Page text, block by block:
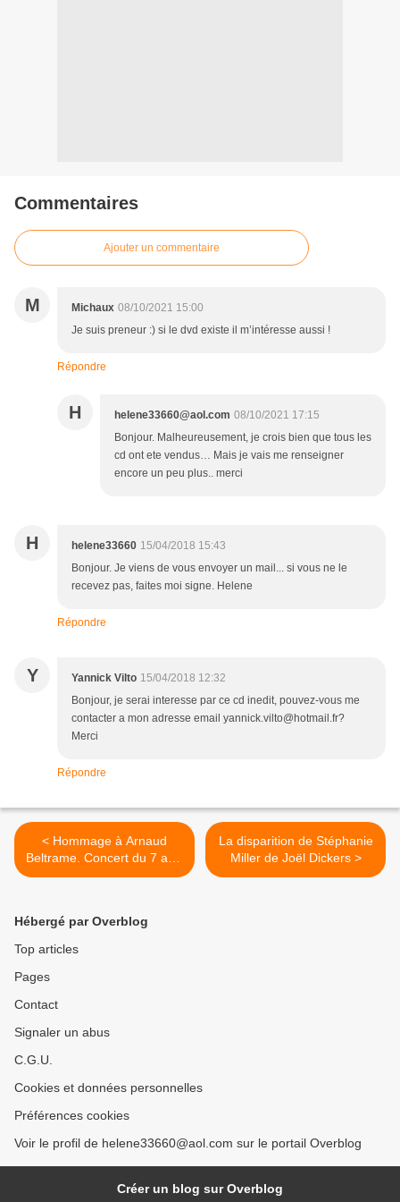
Commentaires
Ajouter un commentaire
M Michaux 08/10/2021 15:00
Je suis preneur :) si le dvd existe il m’intéresse aussi !
Répondre
H helene33660@aol.com 08/10/2021 17:15
Bonjour. Malheureusement, je crois bien que tous les
cd ont ete vendus… Mais je vais me renseigner
encore un peu plus.. merci
H helene33660 15/04/2018 15:43
Bonjour. Je viens de vous envoyer un mail... si vous ne le
recevez pas, faites moi signe. Helene
Répondre
Y Yannick Vilto 15/04/2018 12:32
Bonjour, je serai interesse par ce cd inedit, pouvez-vous me
contacter a mon adresse email yannick.vilto@hotmail.fr?
Merci
Répondre
< Hommage à Arnaud
Beltrame. Concert du 7 avril
2018 avec Francis Lalanne
La disparition de Stéphanie
Miller de Joël Dickers >
Hébergé par Overblog
Top articles
Pages
Contact
Signaler un abus
C.G.U.
Cookies et données personnelles
Préférences cookies
Voir le profil de helene33660@aol.com sur le portail Overblog
Créer un blog sur Overblog